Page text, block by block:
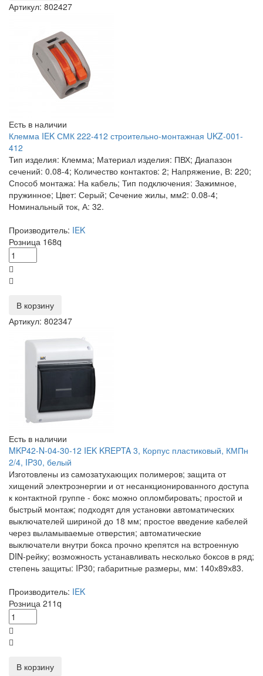
Артикул: 802427
Есть в наличии
Клемма IEK СМК 222-412 строительно-монтажная UKZ-001-
412
Тип изделия: Клемма; Материал изделия: ПВХ; Диапазон
сечений: 0.08-4; Количество контактов: 2; Напряжение, В: 220;
Способ монтажа: На кабель; Тип подключения: Зажимное,
пружинное; Цвет: Серый; Сечение жилы, мм2: 0.08-4;
Номинальный ток, А: 32.
Производитель: IEK
Розница 168q
В корзину
Артикул: 802347
Есть в наличии
MKP42-N-04-30-12 IEK KREPTA 3, Корпус пластиковый, КМПн
2/4, IP30, белый
Изготовлены из самозатухающих полимеров; защита от
хищений электроэнергии и от несанкционированного доступа
к контактной группе - бокс можно опломбировать; простой и
быстрый монтаж; подходят для установки автоматических
выключателей шириной до 18 мм; простое введение кабелей
через выламываемые отверстия; автоматические
выключатели внутри бокса прочно крепятся на встроенную
DIN-рейку; возможность устанавливать несколько боксов в ряд;
степень защиты: IP30; габаритные размеры, мм: 140х89х83.
Производитель: IEK
Розница 211q
В корзину